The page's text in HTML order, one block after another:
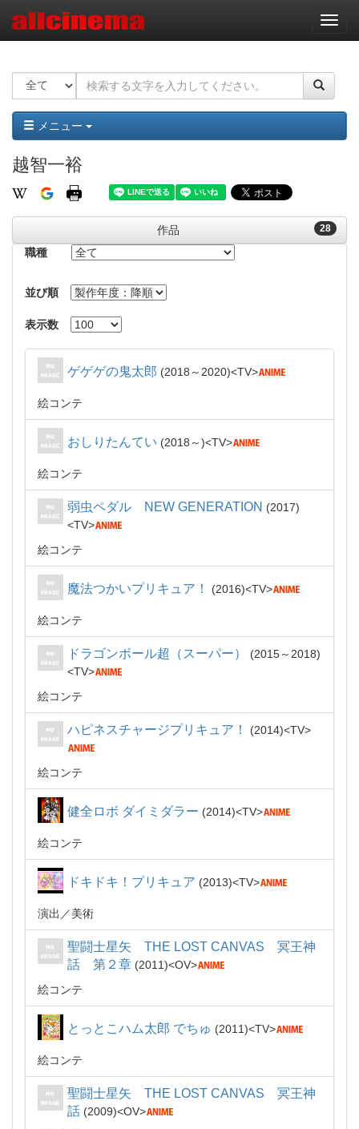
ナ
ビ
ー
ョ
ン
メニュー
越智一裕
28
作品
職種
並び順
表示数
ゲゲゲの鬼太郎 2018～2020 TV
絵コンテ
おしりたんてい 2018～ TV
絵コンテ
弱虫ペダル NEW GENERATION
2017
TV
絵コンテ
魔法つかいプリキュア！ 2016 TV
絵コンテ
ドラゴンボール超（スーパー）
2015～2018
TV
絵コンテ
ハピネスチャージプリキュア！ 2014 TV
絵コンテ
健全ロボ ダイミダラー 2014 TV
絵コンテ
ドキドキ！プリキュア 2013 TV
演出 美術
聖闘士星矢 THE LOST CANVAS 冥王神
話 第２章
2011
OV
絵コンテ
とっとこハム太郎 でちゅ 2011 TV
絵コンテ
聖闘士星矢 THE LOST CANVAS 冥王神
話
2009
OV